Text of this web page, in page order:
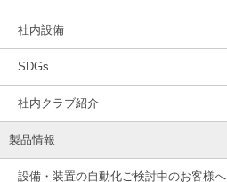
社内設備
SDGs
社内クラブ紹介
製品情報
設備・装置の自動化ご検討中のお客様へ